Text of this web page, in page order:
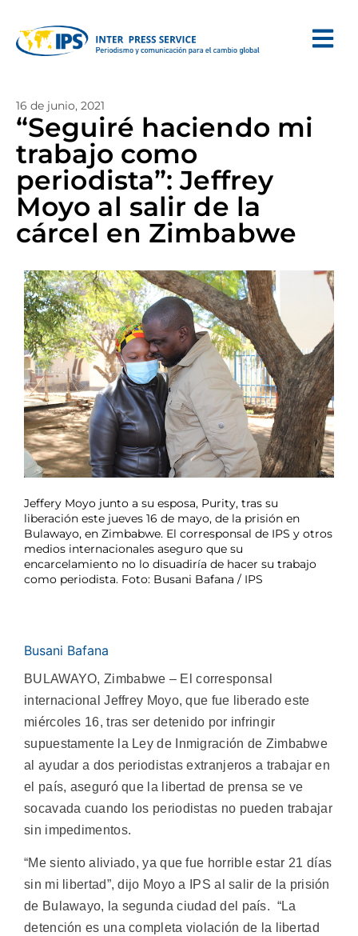
16 de junio, 2021
“Seguiré haciendo mi
trabajo como
periodista”: Jeffrey
Moyo al salir de la
cárcel en Zimbabwe
Jeffery Moyo junto a su esposa, Purity, tras su
liberación este jueves 16 de mayo, de la prisión en
Bulawayo, en Zimbabwe. El corresponsal de IPS y otros
medios internacionales aseguro que su
encarcelamiento no lo disuadiría de hacer su trabajo
como periodista. Foto: Busani Bafana / IPS
Busani Bafana
BULAWAYO, Zimbabwe – El corresponsal
internacional Jeffrey Moyo, que fue liberado este
miércoles 16, tras ser detenido por infringir
supuestamente la Ley de Inmigración de Zimbabwe
al ayudar a dos periodistas extranjeros a trabajar en
el país, aseguró que la libertad de prensa se ve
socavada cuando los periodistas no pueden trabajar
sin impedimentos.
“Me siento aliviado, ya que fue horrible estar 21 días
sin mi libertad”, dijo Moyo a IPS al salir de la prisión
de Bulawayo, la segunda ciudad del país. “La
detención es una completa violación de la libertad